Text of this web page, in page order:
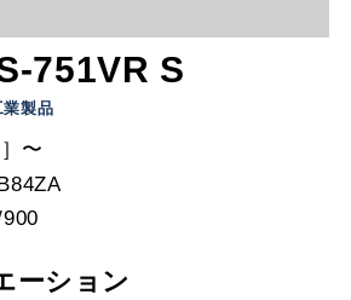
751VR S
業製品
〜
900
ーション